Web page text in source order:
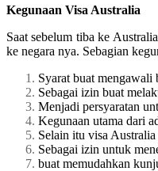
Kegunaan Visa Australia
Saat sebelum tiba ke
ke negara nya. Sebagian
Syarat buat mengawali
Sebagai izin buat
Menjadi persyaratan
Kegunaan utama dari
Selain itu visa
Sebagai izin untuk
buat memudahkan